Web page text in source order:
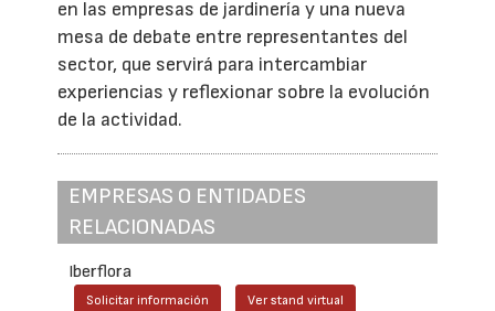
en las empresas de jardinería y una nueva
mesa de debate entre representantes del
sector, que servirá para intercambiar
experiencias y reflexionar sobre la evolución
de la actividad.
EMPRESAS O ENTIDADES
RELACIONADAS
Iberflora
Solicitar información Ver stand virtual